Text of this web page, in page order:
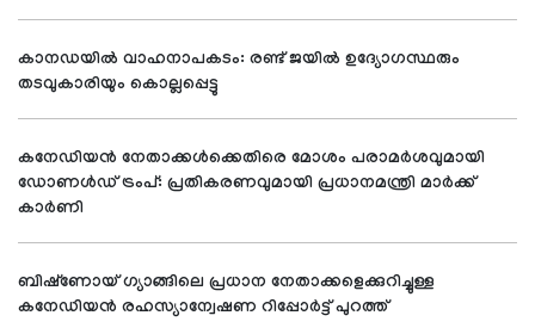
കാനഡയിൽ വാഹനാപകടം: രണ്ട് ജയിൽ ഉദ്യോഗസ്ഥരും
തടവുകാരിയും കൊല്ലപ്പെട്ടു
കനേഡിയൻ നേതാക്കൾക്കെതിരെ മോശം പരാമർശവുമായി
ഡോണൾഡ് ട്രംപ്: പ്രതികരണവുമായി പ്രധാനമന്ത്രി മാർക്ക്
കാർണി
ബിഷ്‌ണോയ് ഗ്യാങ്ങിലെ പ്രധാന നേതാക്കളെക്കുറിച്ചുള്ള
കനേഡിയൻ രഹസ്യാന്വേഷണ റിപ്പോർട്ട് പുറത്ത്